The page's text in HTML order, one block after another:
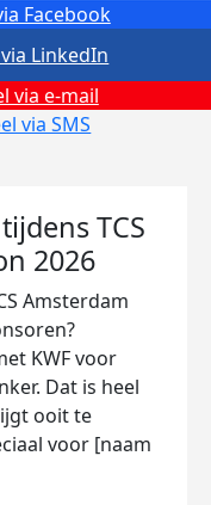
Facebook
via e-mail
via SMS
LinkedIn
TCS
2026
Amsterdam
KWF voor
Dat is heel
ooit te
voor [naam